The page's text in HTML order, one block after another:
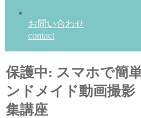
お問い合わせ
contact
保護中: スマホで簡
ンドメイド動画撮影
集講座